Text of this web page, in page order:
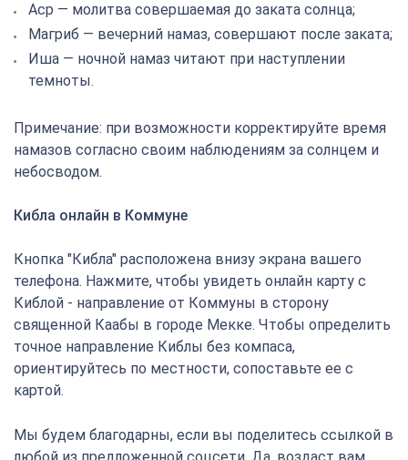
Аср — молитва совершаемая до заката солнца;
Магриб — вечерний намаз, совершают после заката;
Иша — ночной намаз читают при наступлении
темноты.
Примечание: при возможности корректируйте время
намазов согласно своим наблюдениям за солнцем и
небосводом.
Кибла онлайн в Коммуне
Кнопка "Кибла" расположена внизу экрана вашего
телефона. Нажмите, чтобы увидеть онлайн карту с
Киблой - направление от Коммуны в сторону
священной Каабы в городе Мекке. Чтобы определить
точное направление Киблы без компаса,
ориентируйтесь по местности, сопоставьте ее с
картой.
Мы будем благодарны, если вы поделитесь ссылкой в